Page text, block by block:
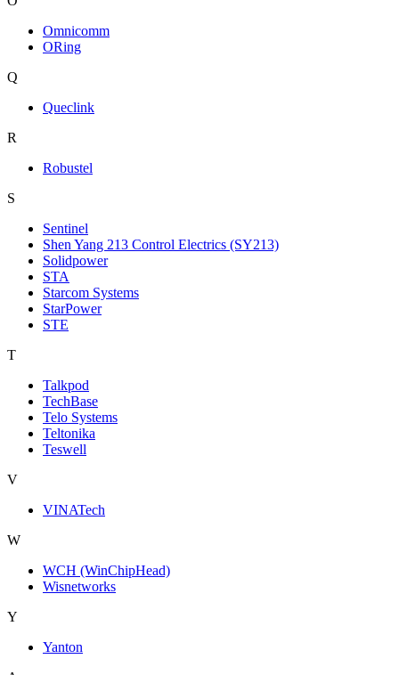
Omnicomm
ORing
Q
Queclink
R
Robustel
S
Sentinel
Shen Yang 213 Control Electrics (SY213)
Solidpower
STA
Starcom Systems
StarPower
STE
T
Talkpod
TechBase
Telo Systems
Teltonika
Teswell
V
VINATech
W
WCH (WinChipHead)
Wisnetworks
Y
Yanton